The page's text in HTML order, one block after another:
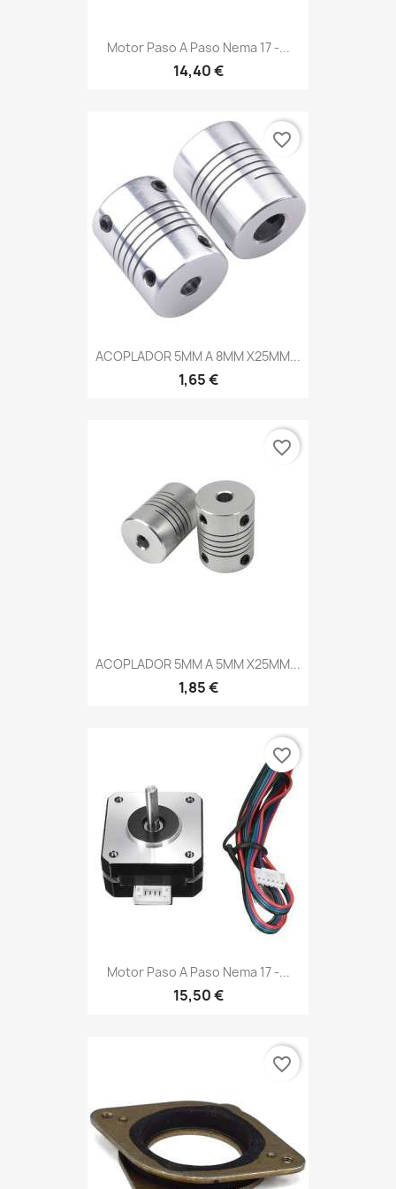
Motor Paso A Paso Nema 17 -...
14,40 €
ACOPLADOR 5MM A 8MM X25MM...
1,65 €
favorite_border
ACOPLADOR 5MM A 5MM X25MM...
1,85 €
favorite_border
Motor Paso A Paso Nema 17 -...
15,50 €
favorite_border
favorite_border